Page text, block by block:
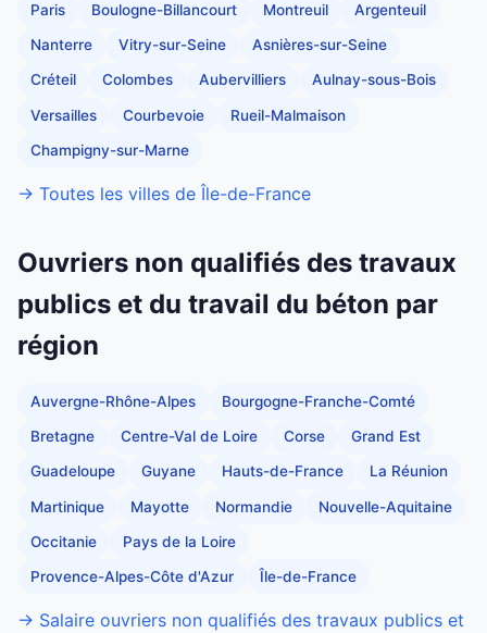
Paris Boulogne-Billancourt Montreuil Argenteuil
Nanterre Vitry-sur-Seine Asnières-sur-Seine
Créteil Colombes Aubervilliers Aulnay-sous-Bois
Versailles Courbevoie Rueil-Malmaison
Champigny-sur-Marne
→ Toutes les villes de Île-de-France
Ouvriers non qualifiés des travaux
publics et du travail du béton par
région
Auvergne-Rhône-Alpes Bourgogne-Franche-Comté
Bretagne Centre-Val de Loire Corse Grand Est
Guadeloupe Guyane Hauts-de-France La Réunion
Martinique Mayotte Normandie Nouvelle-Aquitaine
Occitanie Pays de la Loire
Provence-Alpes-Côte d'Azur Île-de-France
→ Salaire ouvriers non qualifiés des travaux publics et